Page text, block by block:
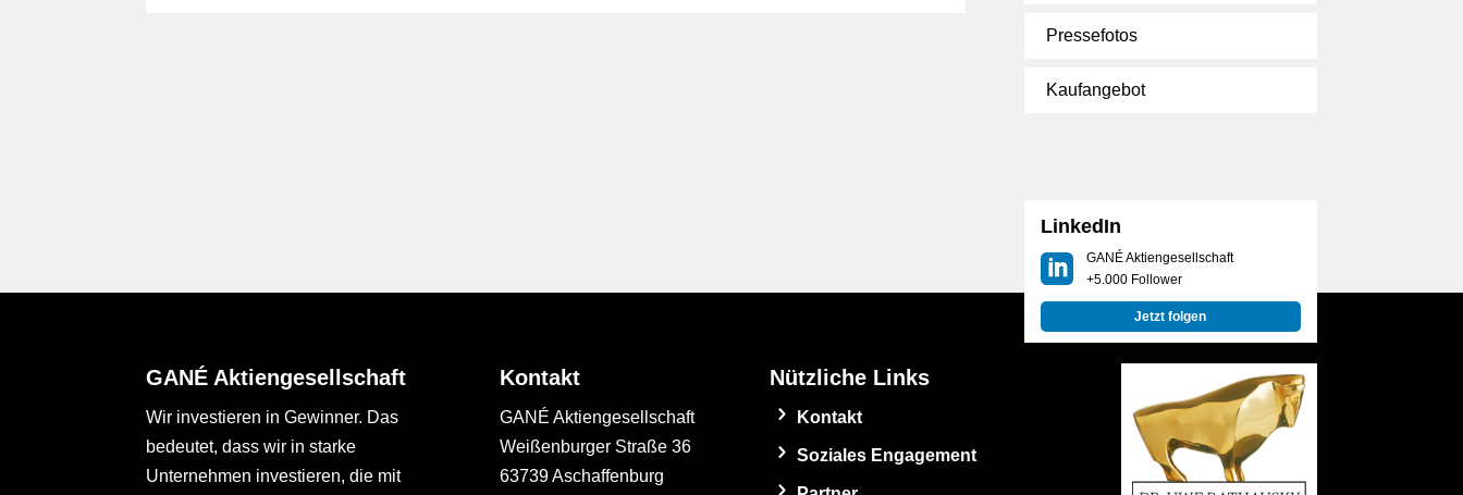
Pressefotos
Kaufangebot
LinkedIn
GANÉ Aktiengesellschaft
+5.000 Follower
Jetzt folgen
GANÉ Aktiengesellschaft
Wir investieren in Gewinner. Das
bedeutet, dass wir in starke
Unternehmen investieren, die mit
Kontakt
GANÉ Aktiengesellschaft
Weißenburger Straße 36
63739 Aschaffenburg
Nützliche Links
Kontakt
Soziales Engagement